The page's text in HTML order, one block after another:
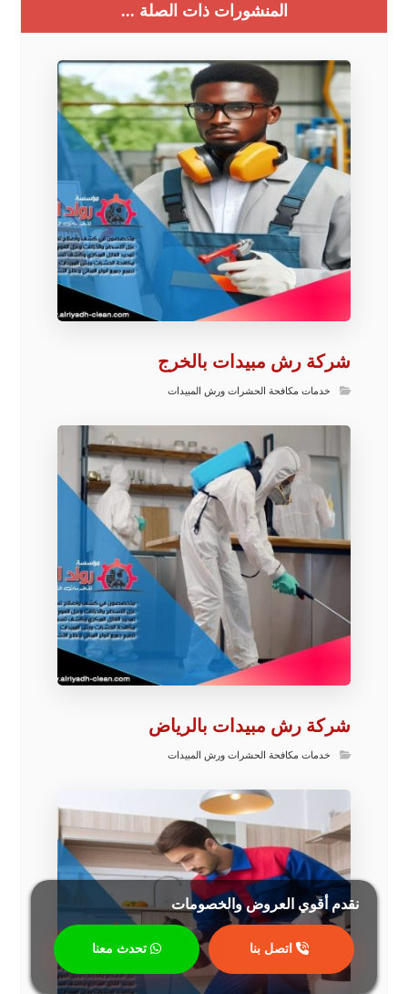
المنشورات ذات الصلة ...
شركة رش مبيدات بالخرج
خدمات مكافحة الحشرات ورش المبيدات
شركة رش مبيدات بالرياض
خدمات مكافحة الحشرات ورش المبيدات
نقدم أقوي العروض والخصومات
اتصل بنا تحدث معنا